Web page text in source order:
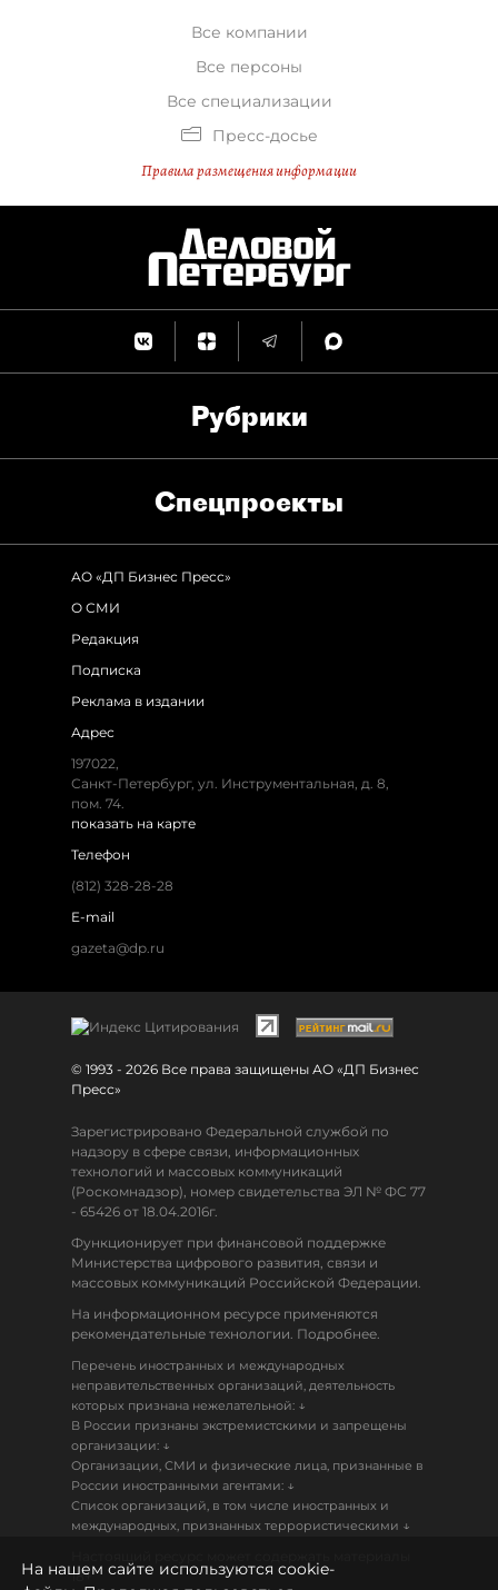
Все компании
Все персоны
Все специализации
Пресс-досье
Правила размещения информации
Рубрики
Спец­проекты
АО «ДП Бизнес Пресс»
О СМИ
Редакция
Подписка
Реклама в издании
Адрес
197022,
Санкт-Петербург, ул. Инструментальная, д. 8,
пом. 74.
показать на карте
Телефон
(812) 328-28-28
E-mail
gazeta@dp.ru
© 1993 - 2026 Все права защищены АО «ДП Бизнес
Пресс»
Зарегистрировано Федеральной службой по
надзору в сфере связи, информационных
технологий и массовых коммуникаций
(Роскомнадзор), номер свидетельства ЭЛ № ФС 77
- 65426 от 18.04.2016г.
Функционирует при финансовой поддержке
Министерства цифрового развития, связи и
массовых коммуникаций Российской Федерации.
На информационном ресурсе применяются
рекомендательные технологии. Подробнее.
Перечень иностранных и международных
неправительственных организаций, деятельность
которых признана нежелательной: ↓
В России признаны экстремистскими и запрещены
организации: ↓
Организации, СМИ и физические лица, признанные в
России иностранными агентами: ↓
Список организаций, в том числе иностранных и
международных, признанных террористическими ↓
18+
На нашем сайте используются cookie-